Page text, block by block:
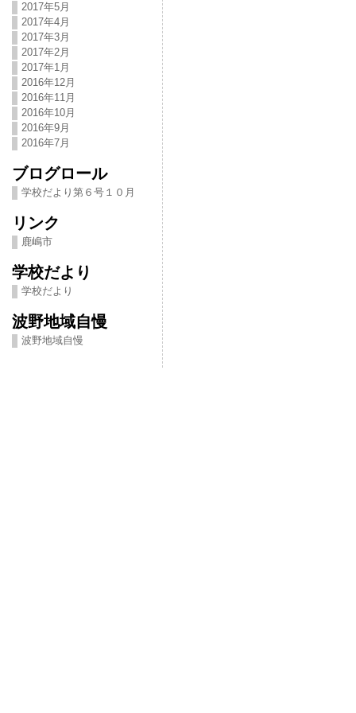
2017年5月
2017年4月
2017年3月
2017年2月
2017年1月
2016年12月
2016年11月
2016年10月
2016年9月
2016年7月
ブログロール
学校だより第６号１０月
リンク
鹿嶋市
学校だより
学校だより
波野地域自慢
波野地域自慢